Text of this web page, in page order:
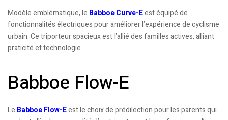
Modèle emblématique, le Babboe Curve-Eest équipé de
fonctionnalités électriques pour améliorer l’expérience de cyclisme
urbain. Ce triporteur spacieux est l’allié des familles actives, alliant
praticité et technologie.
Babboe Flow-E
Le Babboe Flow-Eest le choix de prédilection pour les parents qui